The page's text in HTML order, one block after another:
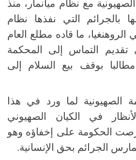
مع نظام ميانمار، منذ
وربطها بالجرائم التي نفذها نظام
ما قاده مطلع العام
2017 إلى تقديم التماس إلى المحكمة
مطالبا بوقف بيع السلام إلى
الصهيونية لما ورد في هذا
في الكيان الصهيوني
الحكومة على إخفاؤه وهو
الجرائم بحق الإنسانية.